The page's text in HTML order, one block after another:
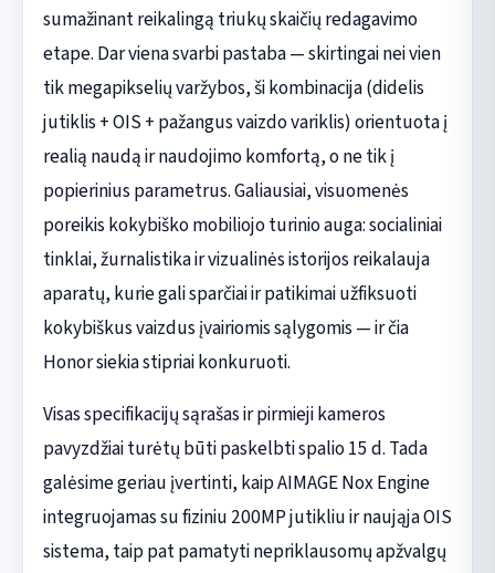
sumažinant reikalingą triukų skaičių redagavimo
etape. Dar viena svarbi pastaba — skirtingai nei vien
tik megapikselių varžybos, ši kombinacija (didelis
jutiklis + OIS + pažangus vaizdo variklis) orientuota į
realią naudą ir naudojimo komfortą, o ne tik į
popierinius parametrus. Galiausiai, visuomenės
poreikis kokybiško mobiliojo turinio auga: socialiniai
tinklai, žurnalistika ir vizualinės istorijos reikalauja
aparatų, kurie gali sparčiai ir patikimai užfiksuoti
kokybiškus vaizdus įvairiomis sąlygomis — ir čia
Honor siekia stipriai konkuruoti.
Visas specifikacijų sąrašas ir pirmieji kameros
pavyzdžiai turėtų būti paskelbti spalio 15 d. Tada
galėsime geriau įvertinti, kaip AIMAGE Nox Engine
integruojamas su fiziniu 200MP jutikliu ir naująja OIS
sistema, taip pat pamatyti nepriklausomų apžvalgų